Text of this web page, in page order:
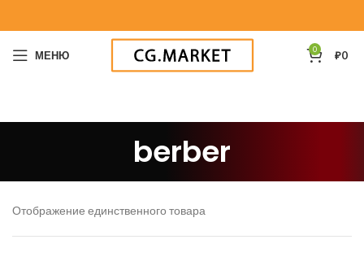
МЕНЮ 0 ₽0
berber
Отображение единственного товара